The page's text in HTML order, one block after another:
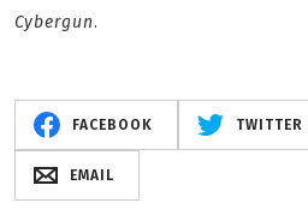
Cybergun.
FACEBOOK TWITTER
EMAIL